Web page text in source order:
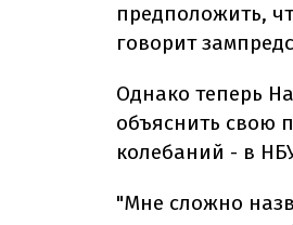
предположить,
говорит
Однако теперь
объяснить свою
колебаний - в
"Мне сложно